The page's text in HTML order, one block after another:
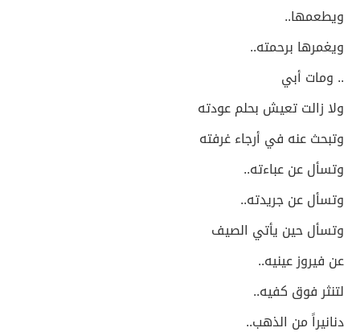
ويطعمها..
ويغمرها برحمته..
.. ومات أبي
ولا زالت تعيش بحلم عودته
وتبحث عنه في أرجاء غرفته
وتسأل عن عباءته..
وتسأل عن جريدته..
وتسأل حين يأتي الصيف
عن فيروز عينيه..
لتنثر فوق كفيه..
دنانيراً من الذهب..